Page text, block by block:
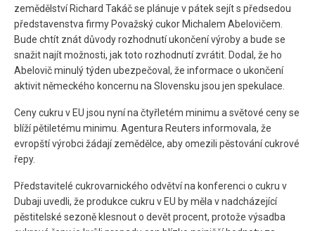
zemědělství Richard Takáč se plánuje v pátek sejít s předsedou
představenstva firmy Považský cukor Michalem Abelovičem.
Bude chtít znát důvody rozhodnutí ukončení výroby a bude se
snažit najít možnosti, jak toto rozhodnutí zvrátit. Dodal, že ho
Abelovič minulý týden ubezpečoval, že informace o ukončení
aktivit německého koncernu na Slovensku jsou jen spekulace.
Ceny cukru v EU jsou nyní na čtyřletém minimu a světové ceny se
blíží pětiletému minimu. Agentura Reuters informovala, že
evropští výrobci žádají zemědělce, aby omezili pěstování cukrové
řepy.
Představitelé cukrovarnického odvětví na konferenci o cukru v
Dubaji uvedli, že produkce cukru v EU by měla v nadcházející
pěstitelské sezoně klesnout o devět procent, protože výsadba